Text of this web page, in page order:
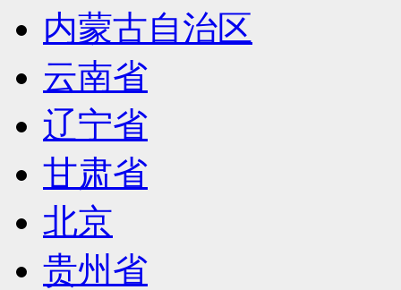
内蒙古自治区
云南省
辽宁省
甘肃省
北京
贵州省